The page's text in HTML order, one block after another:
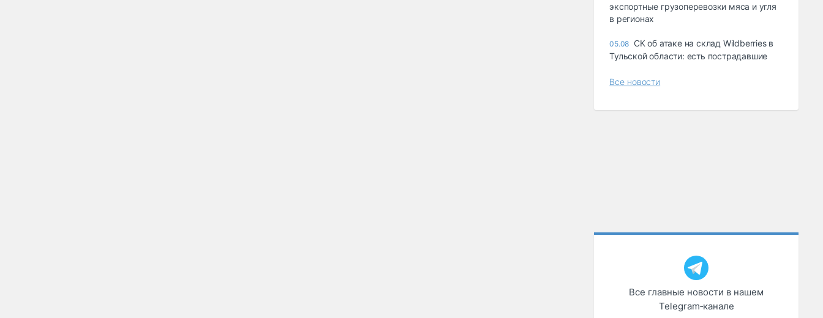
экспортные грузоперевозки мяса и угля
в регионах
05.08 СК об атаке на склад Wildberries в
Тульской области: есть пострадавшие
Все новости
Все главные новости в нашем
Telegram‑канале